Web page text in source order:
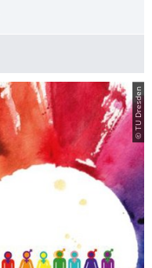
© TU Dresden